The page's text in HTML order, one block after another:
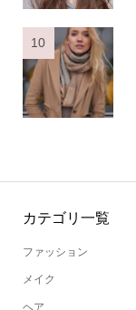
10
カテゴリ一覧
ファッション
メイク
ヘア